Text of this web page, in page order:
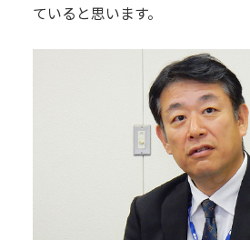
ていると思います。